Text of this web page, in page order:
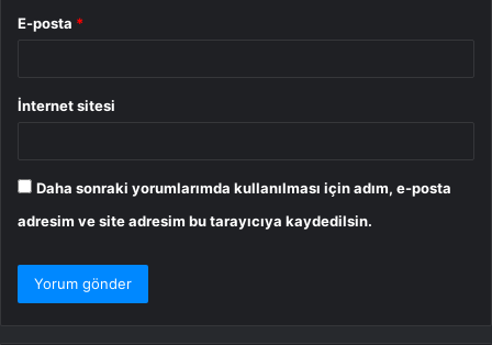
E-posta *
İnternet sitesi
Daha sonraki yorumlarımda kullanılması için adım, e-posta
adresim ve site adresim bu tarayıcıya kaydedilsin.